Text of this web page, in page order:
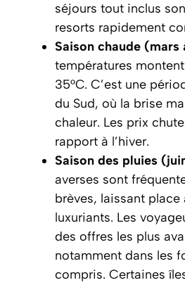
séjours tout inclus
resorts rapidement
Saison chaude (mars
températures
35°C. C’est une
du Sud, où la brise
chaleur. Les prix
rapport à l’hiver.
Saison des pluies
averses sont
brèves, laissant place
luxuriants. Les
des offres les plus
notamment dans les
compris. Certaines